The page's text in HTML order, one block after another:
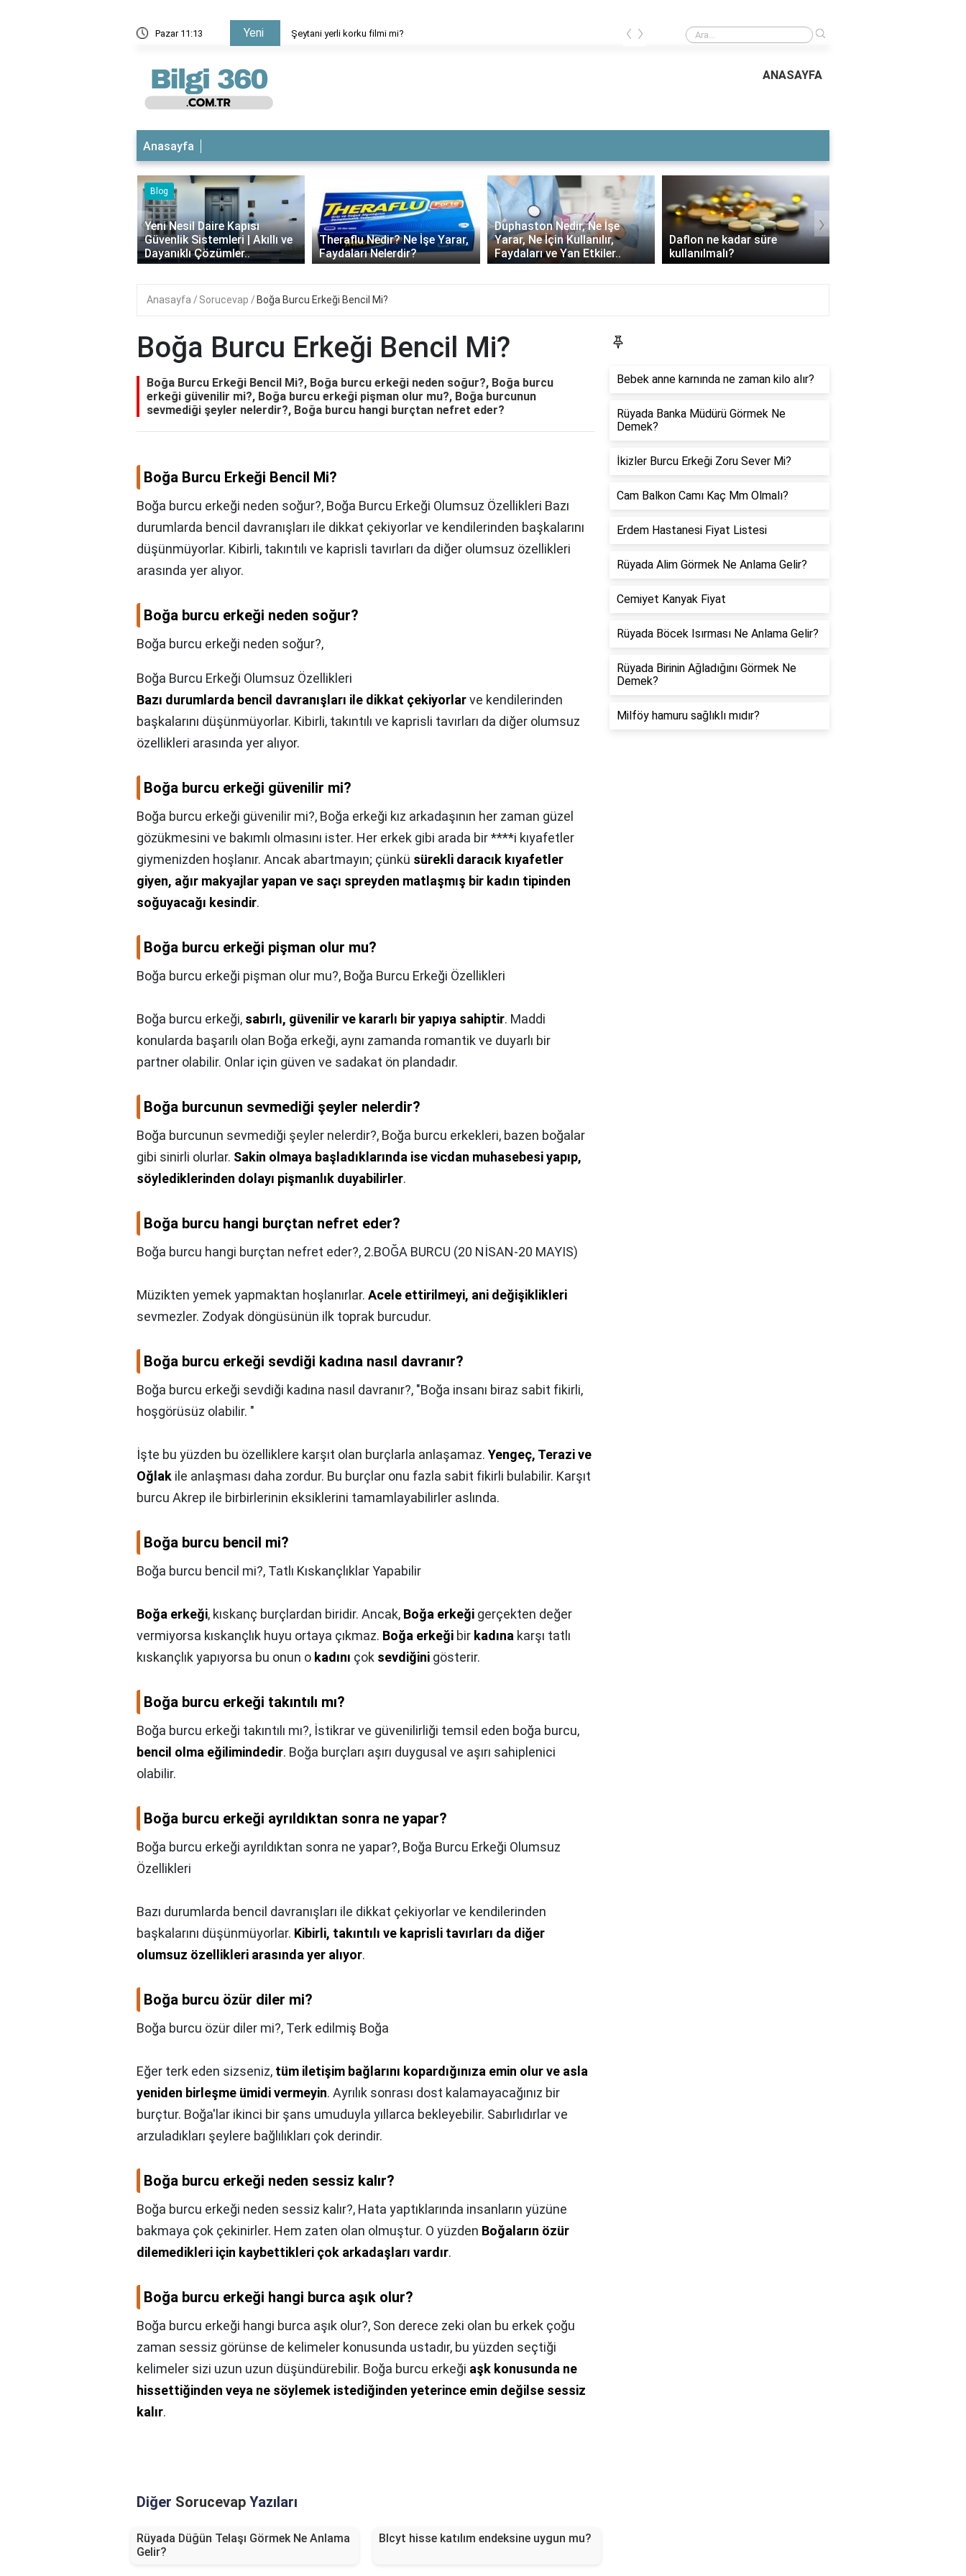
Pazar 11:13 Yeni
Şeytani yerli korku filmi mi? Göğüs hastalıkları ve akciğer hastalıkları aynı mı? Göğüs hastalıkları ve akciğer
‹ ›
ANASAYFA
Anasayfa
Blog
Yeni Nesil Daire Kapısı
Güvenlik Sistemleri | Akıllı ve
Dayanıklı Çözümler..
Theraflu Nedir? Ne İşe Yarar,
Faydaları Nelerdir?
Duphaston Nedir, Ne İşe
Yarar, Ne İçin Kullanılır,
Faydaları ve Yan Etkiler..
Daflon ne kadar süre
kullanılmalı?
‹ ›
Anasayfa Sorucevap Boğa Burcu Erkeği Bencil Mi?
Boğa Burcu Erkeği Bencil Mi?
Boğa Burcu Erkeği Bencil Mi?, Boğa burcu erkeği neden soğur?, Boğa burcu
erkeği güvenilir mi?, Boğa burcu erkeği pişman olur mu?, Boğa burcunun
sevmediği şeyler nelerdir?, Boğa burcu hangi burçtan nefret eder?
Boğa Burcu Erkeği Bencil Mi?
Boğa burcu erkeği neden soğur?, Boğa Burcu Erkeği Olumsuz Özellikleri Bazı
durumlarda bencil davranışları ile dikkat çekiyorlar ve kendilerinden başkalarını
düşünmüyorlar. Kibirli, takıntılı ve kaprisli tavırları da diğer olumsuz özellikleri
arasında yer alıyor.
Boğa burcu erkeği neden soğur?
Boğa burcu erkeği neden soğur?,
Boğa Burcu Erkeği Olumsuz Özellikleri
Bazı durumlarda bencil davranışları ile dikkat çekiyorlarve kendilerinden
başkalarını düşünmüyorlar. Kibirli, takıntılı ve kaprisli tavırları da diğer olumsuz
özellikleri arasında yer alıyor.
Boğa burcu erkeği güvenilir mi?
Boğa burcu erkeği güvenilir mi?, Boğa erkeği kız arkadaşının her zaman güzel
gözükmesini ve bakımlı olmasını ister. Her erkek gibi arada bir ****i kıyafetler
giymenizden hoşlanır. Ancak abartmayın; çünkü sürekli daracık kıyafetler
giyen, ağır makyajlar yapan ve saçı spreyden matlaşmış bir kadın tipinden
soğuyacağı kesindir.
Boğa burcu erkeği pişman olur mu?
Boğa burcu erkeği pişman olur mu?, Boğa Burcu Erkeği Özellikleri
Boğa burcu erkeği, sabırlı, güvenilir ve kararlı bir yapıya sahiptir. Maddi
konularda başarılı olan Boğa erkeği, aynı zamanda romantik ve duyarlı bir
partner olabilir. Onlar için güven ve sadakat ön plandadır.
Boğa burcunun sevmediği şeyler nelerdir?
Boğa burcunun sevmediği şeyler nelerdir?, Boğa burcu erkekleri, bazen boğalar
gibi sinirli olurlar. Sakin olmaya başladıklarında ise vicdan muhasebesi yapıp,
söylediklerinden dolayı pişmanlık duyabilirler.
Boğa burcu hangi burçtan nefret eder?
Boğa burcu hangi burçtan nefret eder?, 2.BOĞA BURCU (20 NİSAN-20 MAYIS)
Müzikten yemek yapmaktan hoşlanırlar. Acele ettirilmeyi, ani değişiklikleri
sevmezler. Zodyak döngüsünün ilk toprak burcudur.
Boğa burcu erkeği sevdiği kadına nasıl davranır?
Boğa burcu erkeği sevdiği kadına nasıl davranır?, "Boğa insanı biraz sabit fikirli,
hoşgörüsüz olabilir. "
İşte bu yüzden bu özelliklere karşıt olan burçlarla anlaşamaz. Yengeç, Terazi ve
Oğlak ile anlaşması daha zordur. Bu burçlar onu fazla sabit fikirli bulabilir. Karşıt
burcu Akrep ile birbirlerinin eksiklerini tamamlayabilirler aslında.
Boğa burcu bencil mi?
Boğa burcu bencil mi?, Tatlı Kıskançlıklar Yapabilir
Boğa erkeği, kıskanç burçlardan biridir. Ancak, Boğa erkeği gerçekten değer
vermiyorsa kıskançlık huyu ortaya çıkmaz. Boğa erkeği bir kadına karşı tatlı
kıskançlık yapıyorsa bu onun o kadını çok sevdiğini gösterir.
Boğa burcu erkeği takıntılı mı?
Boğa burcu erkeği takıntılı mı?, İstikrar ve güvenilirliği temsil eden boğa burcu,
bencil olma eğilimindedir. Boğa burçları aşırı duygusal ve aşırı sahiplenici
olabilir.
Boğa burcu erkeği ayrıldıktan sonra ne yapar?
Boğa burcu erkeği ayrıldıktan sonra ne yapar?, Boğa Burcu Erkeği Olumsuz
Özellikleri
Bazı durumlarda bencil davranışları ile dikkat çekiyorlar ve kendilerinden
başkalarını düşünmüyorlar. Kibirli, takıntılı ve kaprisli tavırları da diğer
olumsuz özellikleri arasında yer alıyor.
Boğa burcu özür diler mi?
Boğa burcu özür diler mi?, Terk edilmiş Boğa
Eğer terk eden sizseniz, tüm iletişim bağlarını kopardığınıza emin olur ve asla
yeniden birleşme ümidi vermeyin. Ayrılık sonrası dost kalamayacağınız bir
burçtur. Boğa'lar ikinci bir şans umuduyla yıllarca bekleyebilir. Sabırlıdırlar ve
arzuladıkları şeylere bağlılıkları çok derindir.
Boğa burcu erkeği neden sessiz kalır?
Boğa burcu erkeği neden sessiz kalır?, Hata yaptıklarında insanların yüzüne
bakmaya çok çekinirler. Hem zaten olan olmuştur. O yüzden Boğaların özür
dilemedikleri için kaybettikleri çok arkadaşları vardır.
Boğa burcu erkeği hangi burca aşık olur?
Boğa burcu erkeği hangi burca aşık olur?, Son derece zeki olan bu erkek çoğu
zaman sessiz görünse de kelimeler konusunda ustadır, bu yüzden seçtiği
kelimeler sizi uzun uzun düşündürebilir. Boğa burcu erkeği aşk konusunda ne
hissettiğinden veya ne söylemek istediğinden yeterince emin değilse sessiz
kalır.
Diğer Sorucevap Yazıları
Rüyada Düğün Telaşı Görmek Ne Anlama
Gelir?
Blcyt hisse katılım endeksine uygun mu?
Bebek anne karnında ne zaman kilo alır?
Rüyada Banka Müdürü Görmek Ne
Demek?
İkizler Burcu Erkeği Zoru Sever Mi?
Cam Balkon Camı Kaç Mm Olmalı?
Erdem Hastanesi Fiyat Listesi
Rüyada Alim Görmek Ne Anlama Gelir?
Cemiyet Kanyak Fiyat
Rüyada Böcek Isırması Ne Anlama Gelir?
Rüyada Birinin Ağladığını Görmek Ne
Demek?
Milföy hamuru sağlıklı mıdır?